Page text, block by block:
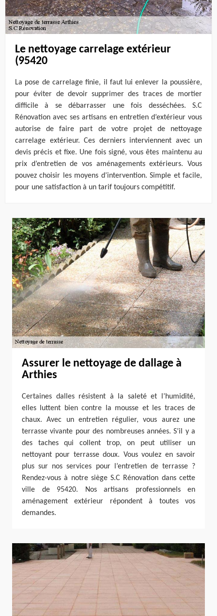
Le nettoyage carrelage extérieur
(95420
La pose de carrelage finie, il faut lui enlever la poussière,
pour éviter de devoir supprimer des traces de mortier
difficile à se débarrasser une fois desséchées. S.C
Rénovation avec ses artisans en entretien d’extérieur vous
autorise de faire part de votre projet de nettoyage
carrelage extérieur. Ces derniers interviennent avec un
devis précis et fixe. Une fois signé, vous êtes maintenu au
prix d’entretien de vos aménagements extérieurs. Vous
pouvez choisir les moyens d’intervention. Simple et facile,
pour une satisfaction à un tarif toujours compétitif.
Assurer le nettoyage de dallage à
Arthies
Certaines dalles résistent à la saleté et l’humidité,
elles luttent bien contre la mousse et les traces de
chaux. Avec un entretien régulier, vous aurez une
terrasse vivante pour des nombreuses années. S’il y a
des taches qui collent trop, on peut utiliser un
nettoyant pour terrasse doux. Vous voulez en savoir
plus sur nos services pour l’entretien de terrasse ?
Rendez-vous à notre siège S.C Rénovation dans cette
ville de 95420. Nos artisans professionnels en
aménagement extérieur répondent à toutes vos
demandes.